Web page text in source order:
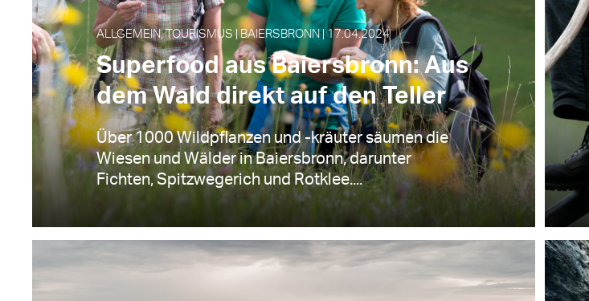
ALLGEMEIN, TOURISMUS | BAIERSBRONN | 17.04.2024
Superfood aus Baiersbronn: Aus
dem Wald direkt auf den Teller
Über 1000 Wildpflanzen und -kräuter säumen die
Wiesen und Wälder in Baiersbronn, darunter
Fichten, Spitzwegerich und Rotklee....